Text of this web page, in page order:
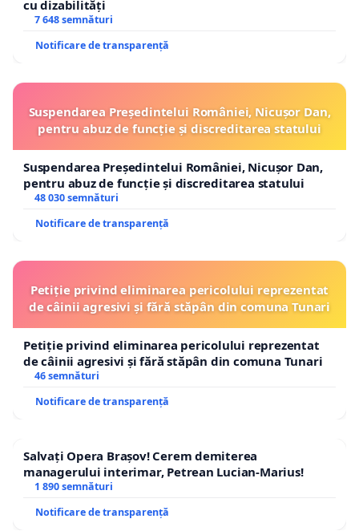
cu dizabilități
7 648 semnături
Notificare de transparență
Suspendarea Președintelui României, Nicușor Dan,
pentru abuz de funcție și discreditarea statului
Suspendarea Președintelui României, Nicușor Dan,
pentru abuz de funcție și discreditarea statului
48 030 semnături
Notificare de transparență
Petiție privind eliminarea pericolului reprezentat
de câinii agresivi și fără stăpân din comuna Tunari
Petiție privind eliminarea pericolului reprezentat
de câinii agresivi și fără stăpân din comuna Tunari
46 semnături
Notificare de transparență
Salvați Opera Brașov! Cerem demiterea
managerului interimar, Petrean Lucian-Marius!
1 890 semnături
Notificare de transparență